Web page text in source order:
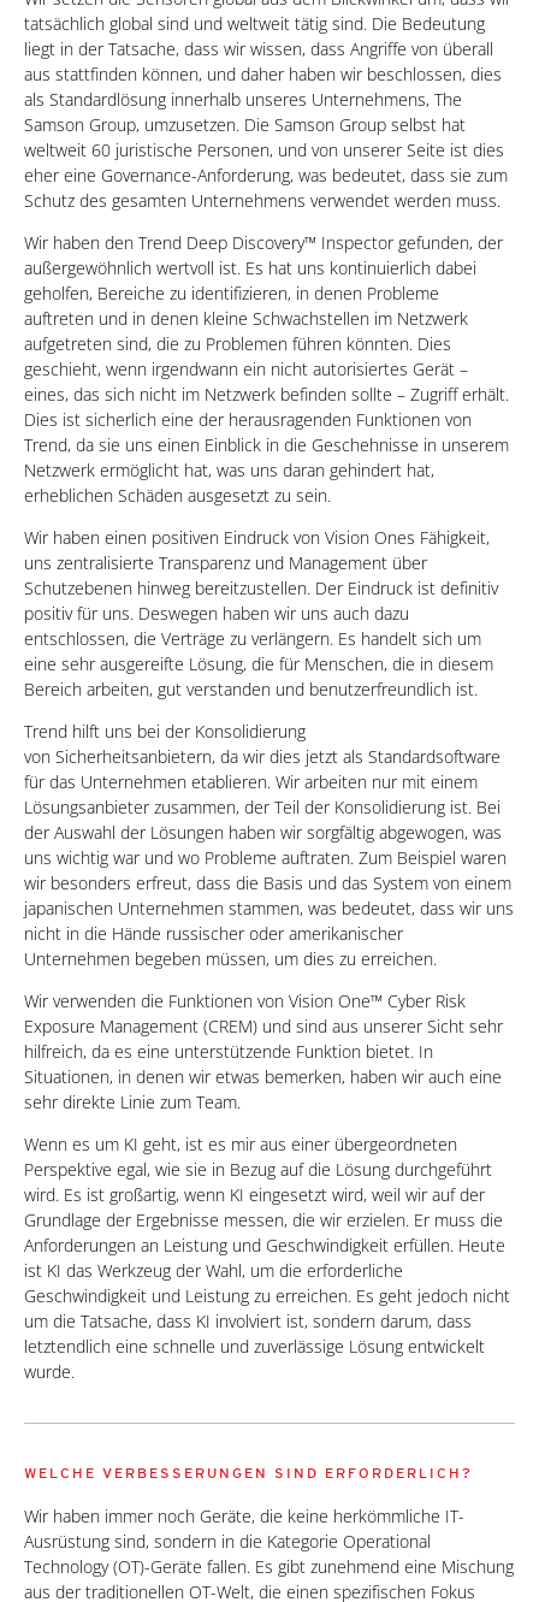
tatsächlich global sind und weltweit tätig sind. Die Bedeutung
liegt in der Tatsache, dass wir wissen, dass Angriffe von überall
aus stattfinden können, und daher haben wir beschlossen, dies
als Standardlösung innerhalb unseres Unternehmens, The
Samson Group, umzusetzen. Die Samson Group selbst hat
weltweit 60 juristische Personen, und von unserer Seite ist dies
eher eine Governance-Anforderung, was bedeutet, dass sie zum
Schutz des gesamten Unternehmens verwendet werden muss.
Wir haben den Trend Deep Discovery™ Inspector gefunden, der
außergewöhnlich wertvoll ist. Es hat uns kontinuierlich dabei
geholfen, Bereiche zu identifizieren, in denen Probleme
auftreten und in denen kleine Schwachstellen im Netzwerk
aufgetreten sind, die zu Problemen führen könnten. Dies
geschieht, wenn irgendwann ein nicht autorisiertes Gerät –
eines, das sich nicht im Netzwerk befinden sollte – Zugriff erhält.
Dies ist sicherlich eine der herausragenden Funktionen von
Trend, da sie uns einen Einblick in die Geschehnisse in unserem
Netzwerk ermöglicht hat, was uns daran gehindert hat,
erheblichen Schäden ausgesetzt zu sein.
Wir haben einen positiven Eindruck von Vision Ones Fähigkeit,
uns zentralisierte Transparenz und Management über
Schutzebenen hinweg bereitzustellen. Der Eindruck ist definitiv
positiv für uns. Deswegen haben wir uns auch dazu
entschlossen, die Verträge zu verlängern. Es handelt sich um
eine sehr ausgereifte Lösung, die für Menschen, die in diesem
Bereich arbeiten, gut verstanden und benutzerfreundlich ist.
Trend hilft uns bei der Konsolidierung
von Sicherheitsanbietern, da wir dies jetzt als Standardsoftware
für das Unternehmen etablieren. Wir arbeiten nur mit einem
Lösungsanbieter zusammen, der Teil der Konsolidierung ist. Bei
der Auswahl der Lösungen haben wir sorgfältig abgewogen, was
uns wichtig war und wo Probleme auftraten. Zum Beispiel waren
wir besonders erfreut, dass die Basis und das System von einem
japanischen Unternehmen stammen, was bedeutet, dass wir uns
nicht in die Hände russischer oder amerikanischer
Unternehmen begeben müssen, um dies zu erreichen.
Wir verwenden die Funktionen von Vision One™ Cyber Risk
Exposure Management (CREM) und sind aus unserer Sicht sehr
hilfreich, da es eine unterstützende Funktion bietet. In
Situationen, in denen wir etwas bemerken, haben wir auch eine
sehr direkte Linie zum Team.
Wenn es um KI geht, ist es mir aus einer übergeordneten
Perspektive egal, wie sie in Bezug auf die Lösung durchgeführt
wird. Es ist großartig, wenn KI eingesetzt wird, weil wir auf der
Grundlage der Ergebnisse messen, die wir erzielen. Er muss die
Anforderungen an Leistung und Geschwindigkeit erfüllen. Heute
ist KI das Werkzeug der Wahl, um die erforderliche
Geschwindigkeit und Leistung zu erreichen. Es geht jedoch nicht
um die Tatsache, dass KI involviert ist, sondern darum, dass
letztendlich eine schnelle und zuverlässige Lösung entwickelt
wurde.
WELCHE VERBESSERUNGEN SIND ERFORDERLICH?
Wir haben immer noch Geräte, die keine herkömmliche IT-
Ausrüstung sind, sondern in die Kategorie Operational
Technology (OT)-Geräte fallen. Es gibt zunehmend eine Mischung
aus der traditionellen OT-Welt, die einen spezifischen Fokus